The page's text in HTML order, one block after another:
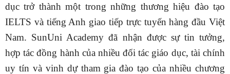
dục trở thành một trong những thương hiệu đào tạo
IELTS và tiếng Anh giao tiếp trực tuyến hàng đầu Việt
Nam. SunUni Academy đã nhận được sự tin tưởng,
hợp tác đồng hành của nhiều đối tác giáo dục, tài chính
uy tín và vinh dự tham gia đào tạo của nhiều chương